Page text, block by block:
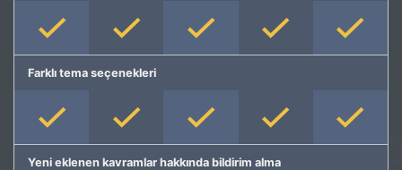
Farklı tema seçenekleri
Yeni eklenen kavramlar hakkında bildirim alma